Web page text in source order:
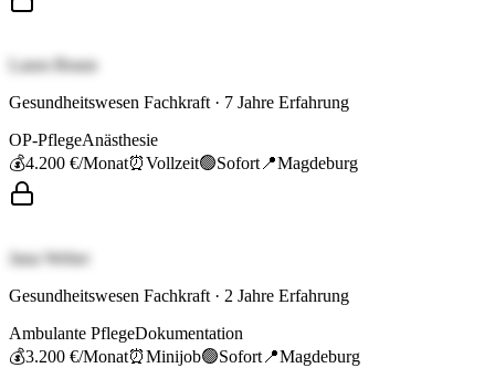
Laura Braun
Gesundheitswesen Fachkraft · 7 Jahre Erfahrung
OP-PflegeAnästhesie
💰4.200 €/Monat⏰Vollzeit🟢Sofort 📍Magdeburg
Jana Weber
Gesundheitswesen Fachkraft · 2 Jahre Erfahrung
Ambulante PflegeDokumentation
💰3.200 €/Monat⏰Minijob🟢Sofort 📍Magdeburg